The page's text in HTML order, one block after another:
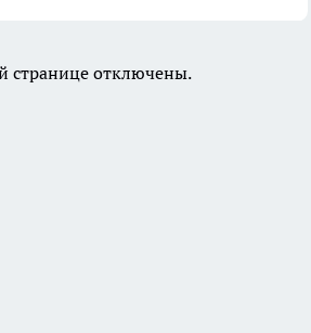
странице отключены.